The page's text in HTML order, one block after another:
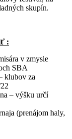
skupín.
:
v zmysle
SBA
klubov za
– výšku určí
(prenájom haly,